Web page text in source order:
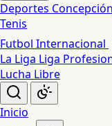
Deportes Concepción
Tenis
Futbol Internacional
La Liga Liga
Lucha Libre
Inicio